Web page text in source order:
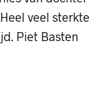
veel sterkte
Piet Basten